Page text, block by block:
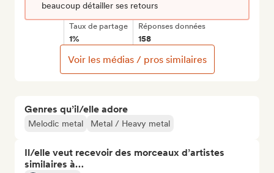
Genres qu’il/elle adore
Melodic metal Metal / Heavy metal
Il/elle veut recevoir des morceaux d’artistes
similaires à…
beaucoup détailler ses retours
Taux de partage
1%
Réponses données
158
Voir les médias / pros similaires